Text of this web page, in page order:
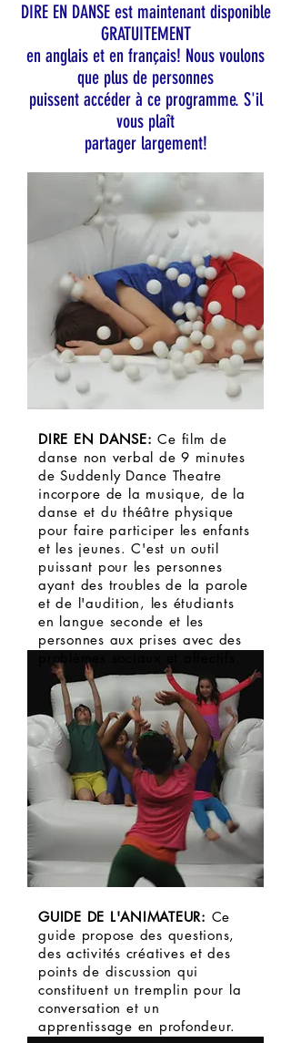
DIRE EN DANSE est maintenant disponible
GRATUITEMENT
en anglais et en français! Nous voulons
que plus de personnes
puissent accéder à ce programme. S'il
vous plaît
partager largement!
DIRE EN DANSE:Ce film de
danse non verbal de 9 minutes
de Suddenly Dance Theatre
incorpore de la musique, de la
danse et du théâtre physique
pour faire participer les enfants
et les jeunes. C'est un outil
puissant pour les personnes
ayant des troubles de la parole
et de l'audition, les étudiants
en langue seconde et les
personnes aux prises avec des
problèmes sociaux et affectifs.
GUIDE DE L'ANIMATEUR: Ce
guide propose des questions,
des activités créatives et des
points de discussion qui
constituent un tremplin pour la
conversation et un
apprentissage en profondeur.